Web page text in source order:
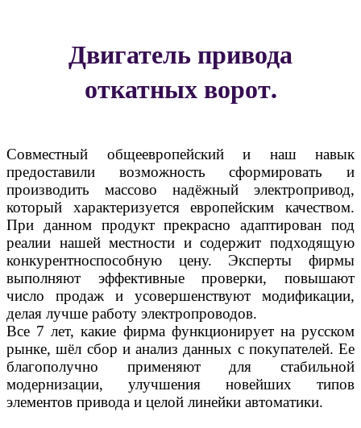
Двигатель привода
откатных ворот.
Совместный общеевропейский и наш навык
предоставили возможность сформировать и
производить массово надёжный электропривод,
который характеризуется европейским качеством.
При данном продукт прекрасно адаптирован под
реалии нашей местности и содержит подходящую
конкурентноспособную цену. Эксперты фирмы
выполняют эффективные проверки, повышают
число продаж и усовершенствуют модификации,
делая лучше работу электропроводов.
Все 7 лет, какие фирма функционирует на русском
рынке, шёл сбор и анализ данных с покупателей. Ее
благополучно применяют для стабильной
модернизации, улучшения новейших типов
элементов привода и целой линейки автоматики.